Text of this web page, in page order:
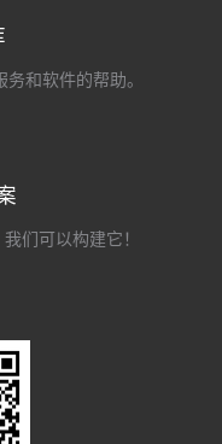
和软件的帮助。
们可以构建它！